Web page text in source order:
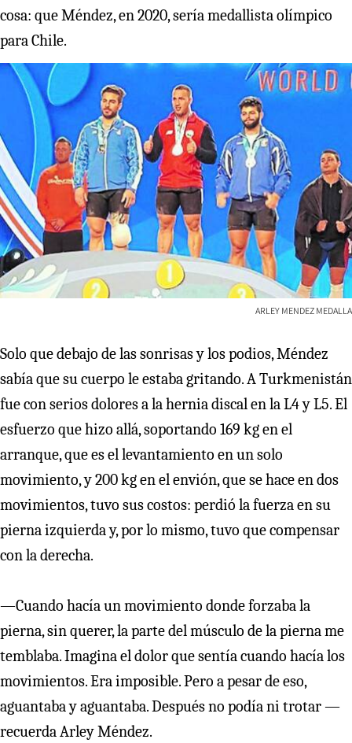
cosa: que Méndez, en 2020, sería medallista olímpico
para Chile.
ARLEY MENDEZ MEDALLA
Solo que debajo de las sonrisas y los podios, Méndez
sabía que su cuerpo le estaba gritando. A Turkmenistán
fue con serios dolores a la hernia discal en la L4 y L5. El
esfuerzo que hizo allá, soportando 169 kg en el
arranque, que es el levantamiento en un solo
movimiento, y 200 kg en el envión, que se hace en dos
movimientos, tuvo sus costos: perdió la fuerza en su
pierna izquierda y, por lo mismo, tuvo que compensar
con la derecha.
—Cuando hacía un movimiento donde forzaba la
pierna, sin querer, la parte del músculo de la pierna me
temblaba. Imagina el dolor que sentía cuando hacía los
movimientos. Era imposible. Pero a pesar de eso,
aguantaba y aguantaba. Después no podía ni trotar —
recuerda Arley Méndez.